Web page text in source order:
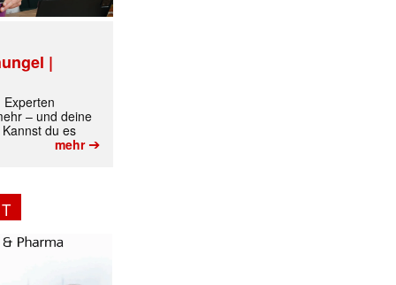
|
Experten
– und deine
du es
mehr➔